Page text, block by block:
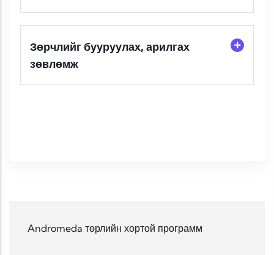
Зөрчлийг бууруулах, арилгах
зөвлөмж
Andromeda төрлийн хортой программ